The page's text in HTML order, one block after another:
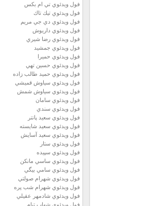
فول ويدئوي تي ام بكس
فول ويدئوي تيك تاك
فول ويدئوي دي جي مريم
فول ويدئوي داريوش
فول ويدئوي رضا شيري
فول ويدئوي جمشيد
فول ويدئوي حميرا
فول ويدئوي حسين تهي
فول ويدئوي حميد طالب زاده
فول ويدئوي سياوش قميشي
فول ويدئوي سياوش شمش
فول ويدئوي سامان
فول ويدئوي سندي
فول ويدئوي سعيد پانتر
فول ويدئوي سعيد شايسته
فول ويدئوي سعيد آسايش
فول ويدئوي ستار
فول ويدئوي سپيده
فول ويدئوي ساسي مانكن
فول ويدئوي سامي بيگي
فول ويدئوي شهرام صولتي
فول ويدئوي شهرام شب پره
فول ويدئوي شادمهر عقيلي
فول ويدئوي شهاب تيام